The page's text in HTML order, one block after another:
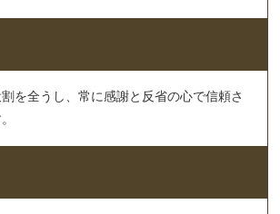
を全うし、常に感謝と反省の心で信頼さ